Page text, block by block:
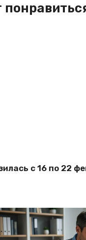
с 16 по 22